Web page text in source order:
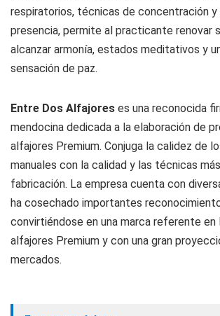
respiratorios, técnicas de concentración
presencia, permite al practicante renovar
alcanzar armonía, estados meditativos y
sensación de paz.
Entre Dos Alfajores es una reconocida
mendocina dedicada a la elaboración de
alfajores Premium. Conjuga la calidez de
manuales con la calidad y las técnicas
fabricación. La empresa cuenta con
ha cosechado importantes
convirtiéndose en una marca referente en
alfajores Premium y con una gran
mercados.